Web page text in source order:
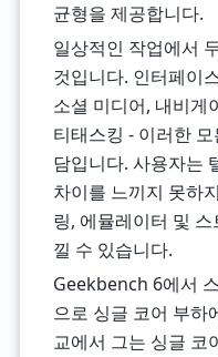
균형을 제공합니다.
일상적인 작업에서
것입니다. 인터페이
소셜 미디어, 내비게
티태스킹 - 이러한
담입니다. 사용자는
차이를 느끼지 못하
링, 에뮬레이터 및
낄 수 있습니다.
Geekbench 6에서
으로 싱글 코어 부하
교에서 그는 싱글 코